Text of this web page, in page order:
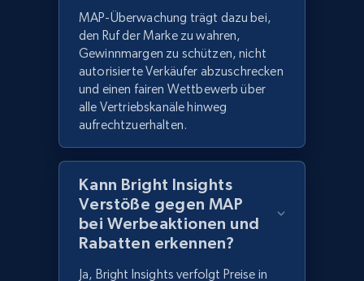
MAP-Überwachung trägt dazu bei,
den Ruf der Marke zu wahren,
Gewinnmargen zu schützen, nicht
autorisierte Verkäufer abzuschrecken
und einen fairen Wettbewerb über
alle Vertriebskanäle hinweg
aufrechtzuerhalten.
Kann Bright Insights
Verstöße gegen MAP
bei Werbeaktionen und
Rabatten erkennen?
Ja, Bright Insights verfolgt Preise in